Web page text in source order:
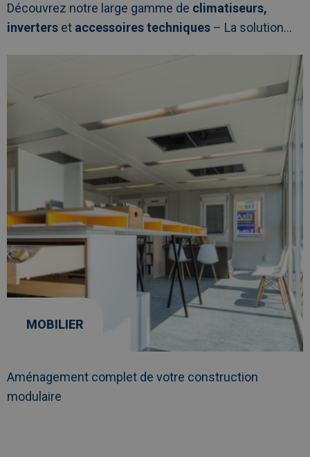
Découvrez notre large gamme de climatiseurs,
inverters et accessoires techniques – La solution...
MOBILIER
Aménagement complet de votre construction
modulaire